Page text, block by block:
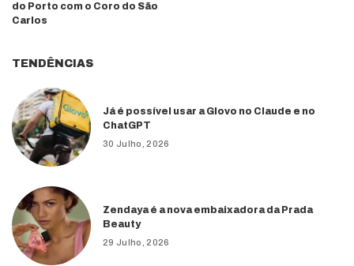
do Porto com o Coro do São
Carlos
TENDÊNCIAS
Já é possível usar a Glovo no Claude e no
ChatGPT
30 Julho, 2026
Zendaya é a nova embaixadora da Prada
Beauty
29 Julho, 2026